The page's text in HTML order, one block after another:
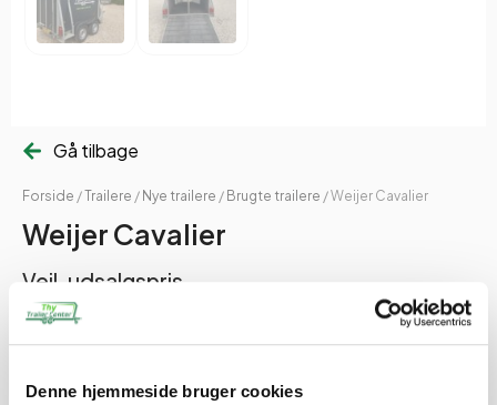
Denne hjemmeside bruger cookies
Gå tilbage
Forside /Trailere / Nye trailere / Brugte trailere / Weijer Cavalier
Weijer Cavalier
Vejl. udsalgspris
Sælges: Weijer Cavalier hestetrailer, årgang 2009